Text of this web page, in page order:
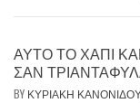
ΑΥΤΌ ΤΟ ΧΆΠΙ
ΣΑΝ
BY ΚΥΡΙΑΚΉ